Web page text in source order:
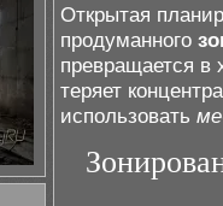
Открытая
продуманного
превращается в
теряет
использовать